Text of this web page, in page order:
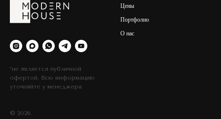
*не является публичной
офертой. Всю информацию
уточняйте у менеджера
© 2026.
Цены
Портфолио
О нас